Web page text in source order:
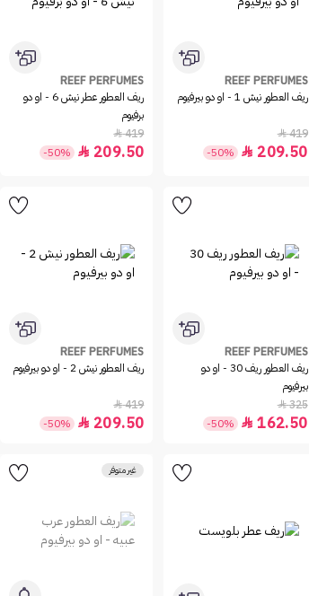
REEF PERFUMES
ريف العطور نيش 1 - او دو بيرفيوم
419

209.50

-50%
REEF PERFUMES
ريف العطور عطر نيش 6 - او دو
برفيوم
419

209.50

-50%
REEF PERFUMES
ريف العطور ريف 30 - او دو
بيرفيوم
325

162.50

-50%
REEF PERFUMES
ريف العطور نيش 2 - او دو بيرفيوم
419

209.50

-50%
غير متوفر